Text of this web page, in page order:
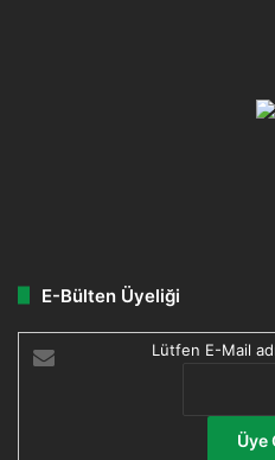
E-Bülten Üyeliği
Lütfen E-Mail